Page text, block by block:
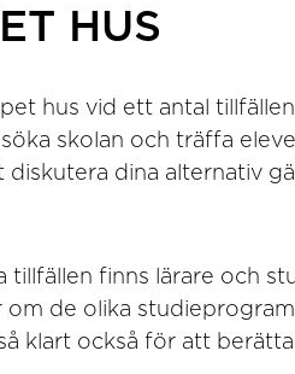
HUS
hus vid ett antal
skolan och träffa
diskutera dina alternativ
tillfällen finns lärare och
om de olika
klart också för att